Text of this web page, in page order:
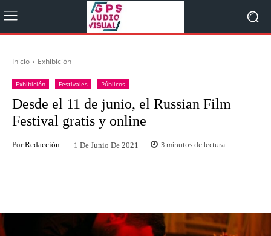
Inicio Exhibición
Exhibición Festivales Públicos
Desde el 11 de junio, el Russian Film
Festival gratis y online
Por Redacción 1 De Junio De 2021 3 minutos de lectura